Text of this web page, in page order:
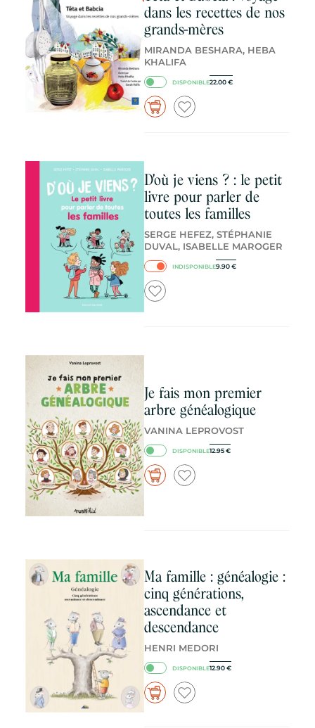
dans les recettes de nos
grands-mères
MIRANDA BESHARA, HEBA
KHALIFA
DISPONIBLE22.00 €
D'où je viens ? : le petit
livre pour parler de
toutes les familles
SERGE HEFEZ, STÉPHANIE
DUVAL, ISABELLE MAROGER
INDISPONIBLE9.90 €
Je fais mon premier
arbre généalogique
VANINA LEPROVOST
DISPONIBLE12.95 €
Ma famille : généalogie :
cinq générations,
ascendance et
descendance
HENRI MEDORI
DISPONIBLE12.90 €